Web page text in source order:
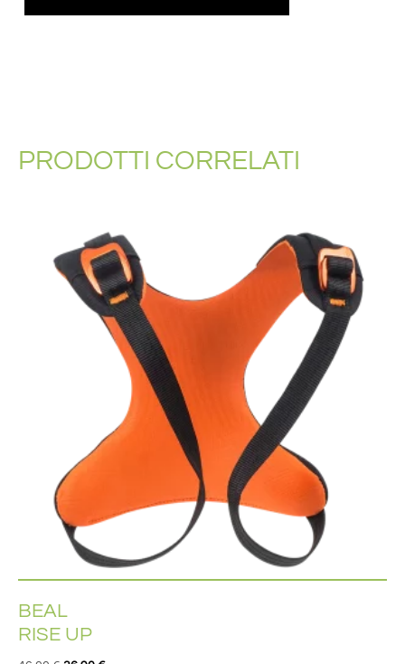
PRODOTTI CORRELATI
BEAL
RISE UP